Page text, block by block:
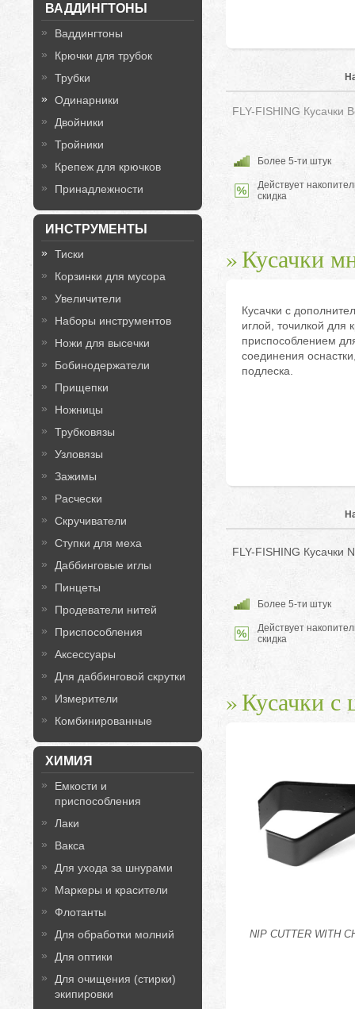
ВАДДИНГТОНЫ
Ваддингтоны
Крючки для трубок
Трубки
Одинарники
Двойники
Тройники
Крепеж для крючков
Принадлежности
ИНСТРУМЕНТЫ
Тиски
Корзинки для мусора
Увеличители
Наборы инструментов
Ножи для высечки
Бобинодержатели
Прищепки
Ножницы
Трубковязы
Узловязы
Зажимы
Расчески
Скручиватели
Ступки для меха
Даббинговые иглы
Пинцеты
Продеватели нитей
Приспособления
Аксессуары
Для даббинговой скрутки
Измерители
Комбинированные
ХИМИЯ
Емкости и
приспособления
Лаки
Вакса
Для ухода за шнурами
Маркеры и красители
Флотанты
Для обработки молний
Для оптики
Для очищения (стирки)
экипировки
FLY-FISHING Кусачки
Более 5-ти штук
Действует
скидка
Кусачки
Кусачки с
иглой, точилкой для
приспособлением
соединения
подлеска.
FLY-FISHING Кусачки
Более 5-ти штук
Действует
скидка
Кусачки
NIP CUTTER WITH